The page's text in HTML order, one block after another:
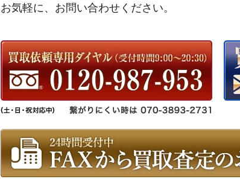
お気軽に、お問い合わせください。